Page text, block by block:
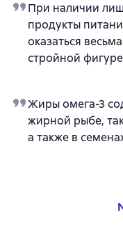
При наличии
продукты
оказаться
стройной
Жиры омега-3
жирной рыбе,
а также в